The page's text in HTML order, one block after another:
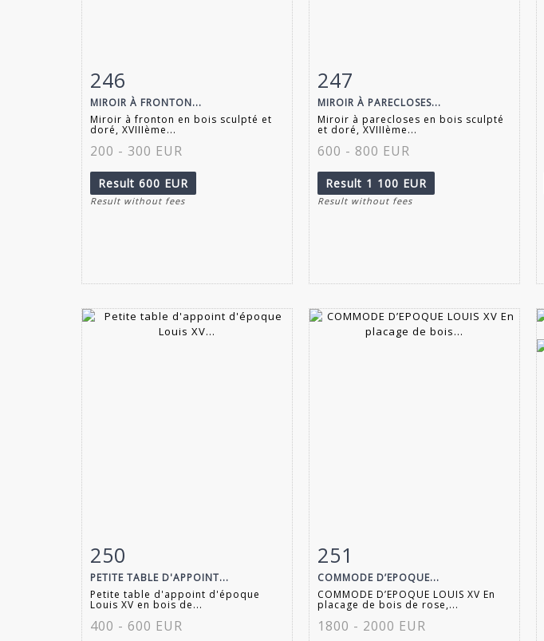
Item detail
246
MIROIR À FRONTON...
Miroir à fronton en bois sculpté et
doré, XVIIIème...
200 - 300 EUR
Result 600 EUR
Result without fees
Item detail
247
MIROIR À PARECLOSES...
Miroir à parecloses en bois sculpté
et doré, XVIIIème...
600 - 800 EUR
Result 1 100 EUR
Result without fees
Item detail
250
PETITE TABLE D'APPOINT...
Petite table d'appoint d'époque
Louis XV en bois de...
400 - 600 EUR
Item detail
251
COMMODE D’EPOQUE...
COMMODE D’EPOQUE LOUIS XV En
placage de bois de rose,...
1800 - 2000 EUR